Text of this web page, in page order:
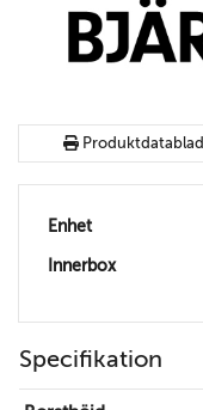
Produktdatablad
Enhet
Innerbox
Specifikation